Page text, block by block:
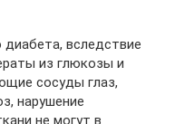
вследствие
из глюкозы и
сосуды глаз,
нарушение
не могут в